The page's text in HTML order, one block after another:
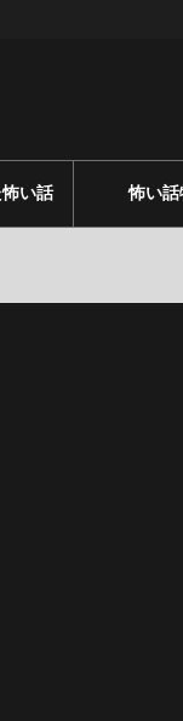
い話 怖い話